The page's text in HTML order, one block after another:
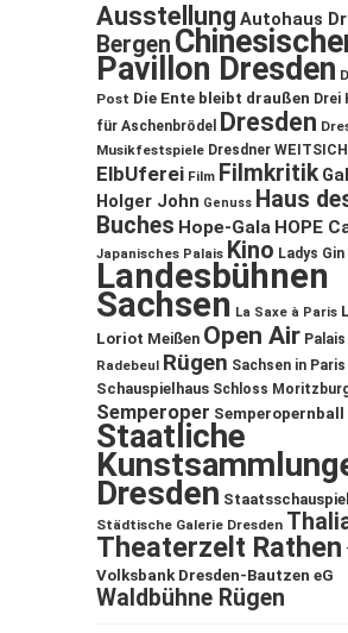
Ausstellung Autohaus
Bergen
Pavillon Dresden
Post Die Ente bleibt draußen Drei
für Aschenbrödel
Dresden
Musikfestspiele Dresdner
ElbUferei Film Filmkritik
Holger John Genuss Haus
Buches Hope-Gala HOPE
Japanisches Palais Kino Ladys
Landesbühnen
Sachsen La Saxe à Paris
Loriot Meißen Open Air
Radebeul Rügen Sachsen in Paris
Schauspielhaus Schloss
Semperoper Semperopernball
Staatliche
Dresden
Städtische Galerie Dresden
Theaterzelt Rathen
Volksbank Dresden-Bautzen eG
Waldbühne Rügen